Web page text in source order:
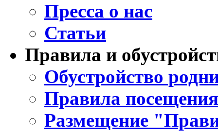
Пресса о нас
Статьи
Правила и
Обустройство
Правила
Размещение